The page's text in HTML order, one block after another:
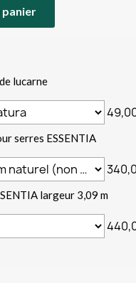
lucarne
serres ESSENTIA
largeur 3,09 m